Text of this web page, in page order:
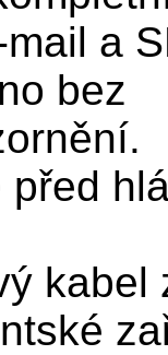
a
bez
před
kabel